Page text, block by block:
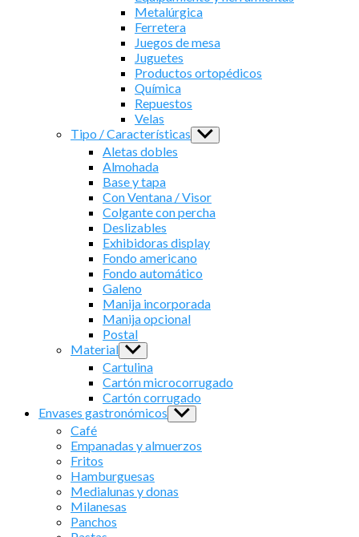
Metalúrgica
Ferretera
Juegos de mesa
Juguetes
Productos ortopédicos
Química
Repuestos
Velas
Tipo / Características Show
sub
Aletas dobles
Almohada
Base y tapa
Con Ventana / Visor
Colgante con percha
Deslizables
Exhibidoras display
Fondo americano
Fondo automático
Galeno
Manija incorporada
Manija opcional
Postal
Material Show
sub
menu
Cartulina
Cartón microcorrugado
Cartón corrugado
Envases gastronómicos Show
sub
Café
Empanadas y almuerzos
Fritos
Hamburguesas
Medialunas y donas
Milanesas
Panchos